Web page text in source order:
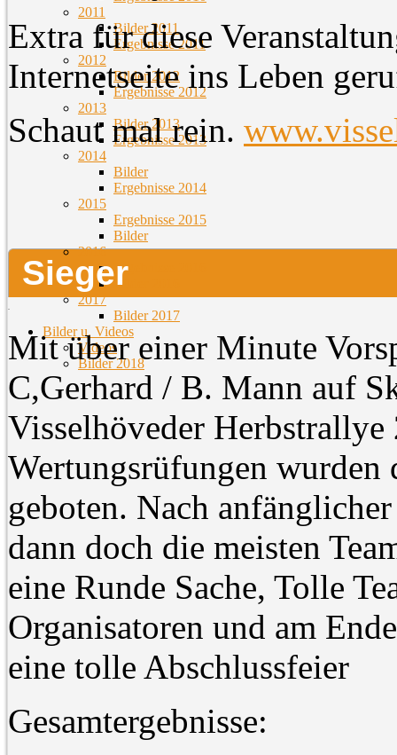
2011
Bilder 2011
Ergebnisse 2011
2012
Bilder 2012
Ergebnisse 2012
2013
Bilder 2013
Ergebnisse 2013
2014
Bilder
Ergebnisse 2014
2015
Ergebnisse 2015
Bilder
2016
Ergebnisse 2016
Bilder 2016
2017
Bilder 2017
Bilder u. Videos
Videos
Bilder 2018
Extra für diese
Internetseite ins Leben
Schaut mal rein.
Sieger
Mit über einer Minute
C,Gerhard / B. Mann auf
Visselhöveder Herbstrallye
Wertungsrüfungen wurden
geboten. Nach
dann doch die meisten
eine Runde Sache, Tolle
Organisatoren und am
eine tolle Abschlussfeier
Gesamtergebnisse: